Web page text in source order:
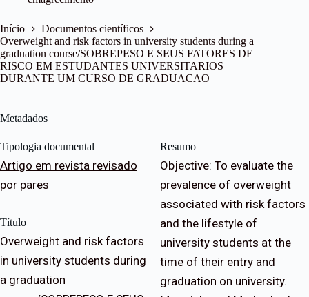
d
o
Início
Documentos científicos
Overweight and risk factors in university students during a
graduation course/SOBREPESO E SEUS FATORES DE
RISCO EM ESTUDANTES UNIVERSITARIOS
DURANTE UM CURSO DE GRADUACAO
Metadados
Tipologia documental
Artigo em revista revisado
por pares
Título
Overweight and risk factors
in university students during
a graduation
Resumo
Objective: To evaluate the
prevalence of overweight
associated with risk factors
and the lifestyle of
university students at the
time of their entry and
graduation on university.